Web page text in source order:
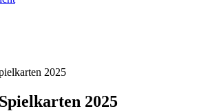
2025
2025